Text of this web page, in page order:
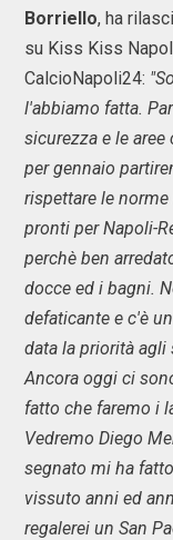
Borriello, ha
su Kiss Kiss
CalcioNapoli24:
l'abbiamo fatta.
sicurezza e le
per gennaio
rispettare le
pronti per Napoli-
perchè ben
docce ed i bagni.
defaticante e c'è
data la priorità
Ancora oggi ci
fatto che faremo i
Vedremo Diego
segnato mi ha
vissuto anni ed
regalerei un San